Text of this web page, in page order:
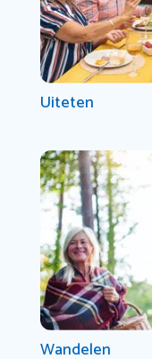
Uiteten
Wandelen